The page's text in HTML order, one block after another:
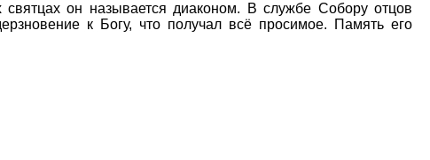
он называется диаконом. В службе Собору отцов
к Богу, что получал всё просимое. Память его